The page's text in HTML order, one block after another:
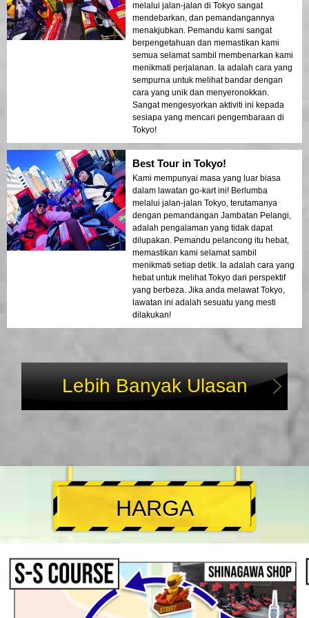
melalui jalan-jalan di Tokyo sangat
mendebarkan, dan pemandangannya
menakjubkan. Pemandu kami sangat
berpengetahuan dan memastikan kami
semua selamat sambil membenarkan kami
menikmati perjalanan. Ia adalah cara yang
sempurna untuk melihat bandar dengan
cara yang unik dan menyeronokkan.
Sangat mengesyorkan aktiviti ini kepada
sesiapa yang mencari pengembaraan di
Tokyo!
Best Tour in Tokyo!
Kami mempunyai masa yang luar biasa
dalam lawatan go-kart ini! Berlumba
melalui jalan-jalan Tokyo, terutamanya
dengan pemandangan Jambatan Pelangi,
adalah pengalaman yang tidak dapat
dilupakan. Pemandu pelancong itu hebat,
memastikan kami selamat sambil
menikmati setiap detik. Ia adalah cara yang
hebat untuk melihat Tokyo dari perspektif
yang berbeza. Jika anda melawat Tokyo,
lawatan ini adalah sesuatu yang mesti
dilakukan!
Lebih Banyak Ulasan
HARGA